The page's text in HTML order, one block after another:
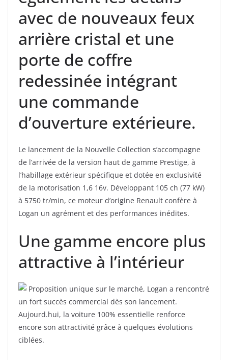
avec de nouveaux feux
arrière cristal et une
porte de coffre
redessinée intégrant
une commande
d’ouverture extérieure.
Le lancement de la Nouvelle Collection s’accompagne
de l’arrivée de la version haut de gamme Prestige, à
l’habillage extérieur spécifique et dotée en exclusivité
de la motorisation 1,6 16v. Développant 105 ch (77 kW)
à 5750 tr/min, ce moteur d’origine Renault confère à
Logan un agrément et des performances inédites.
Une gamme encore plus
attractive à l’intérieur
Proposition unique sur le marché, Logan a rencontré
un fort succès commercial dès son lancement.
Aujourd.hui, la voiture 100% essentielle renforce
encore son attractivité grâce à quelques évolutions
ciblées.